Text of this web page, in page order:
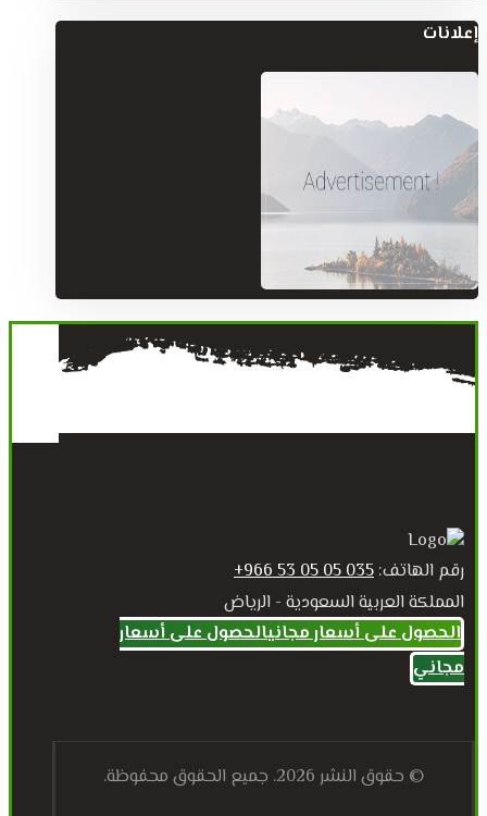
إعلانات
رقم الهاتف: 035 05 05 53 966+
المملكة العربية السعودية - الرياض
الحصول على أسعار مجانيالحصول على أسعار
مجاني
© حقوق النشر 2026. جميع الحقوق محفوظة.